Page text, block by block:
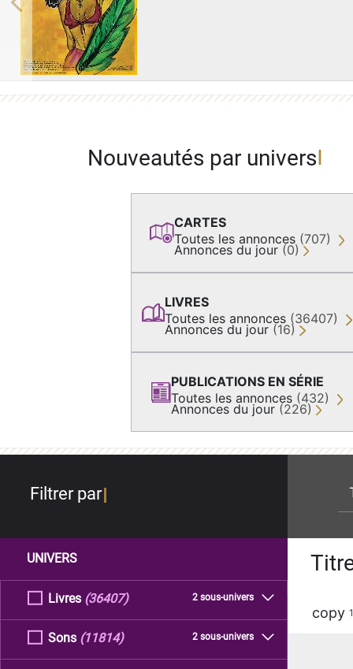
Previous
Nouveautés par univers
CARTES
Toutes les annonces (707)
Annonces du jour (0)
LIVRES
Toutes les annonces (36407)
Annonces du jour (16)
PUBLICATIONS EN SÉRIE
Toutes les annonces (432)
Annonces du jour (226)
Filtrer par
UNIVERS
Livres 2 sous-univers
(36407)
Sons 2 sous-univers
(11814)
copy